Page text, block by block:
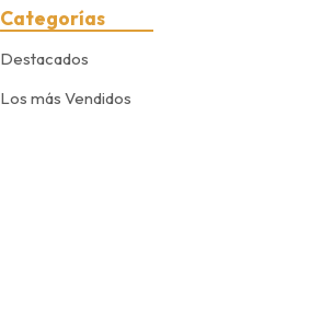
Categorías
Destacados
Los más Vendidos